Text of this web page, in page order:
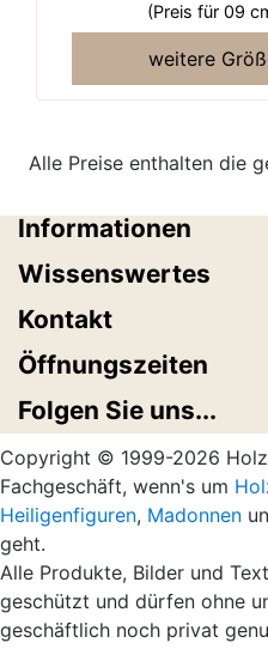
(Preis für 09
weitere
Alle Preise enthalten die
Informationen
Wissenswertes
Kontakt
Öffnungszeiten
Folgen Sie uns...
Copyright © 1999-2026
Fachgeschäft, wenn's um
Heiligenfiguren, Madonnen
geht.
Alle Produkte, Bilder und
geschützt und dürfen ohne
geschäftlich noch privat